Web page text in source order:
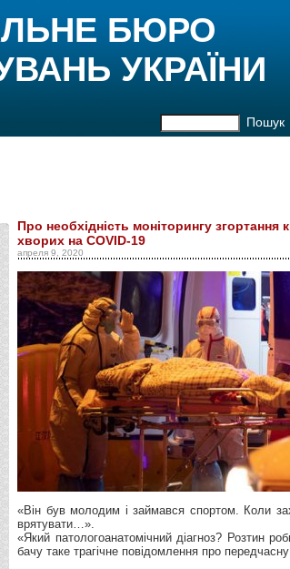
Пошук
БЮРО
УКРАЇНИ
Про необхідність моніторингу
хворих на COVID-19
апреля 9, 2020
«Він був молодим і займався спортом. Коли
врятувати…».
«Який патологоанатомічний діагноз? Розтин
бачу таке трагічне повідомлення про